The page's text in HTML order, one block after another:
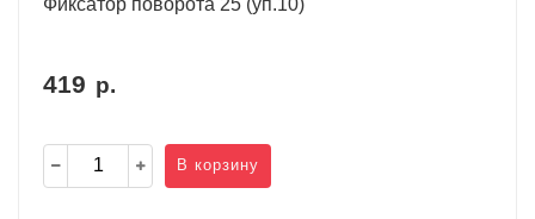
419 р.
В корзину